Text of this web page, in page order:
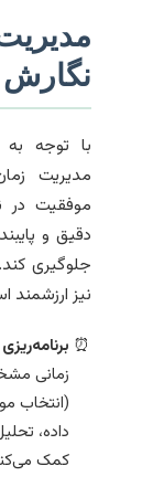
نگارش
با توجه به
مدیریت
موفقیت در
دقیق و
جلوگیری
نیز ارزشمند
زمانی
(انتخاب
داده،
کمک